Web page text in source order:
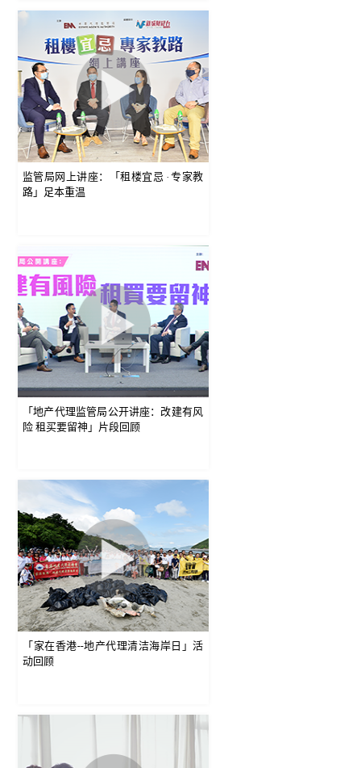
监管局网上讲座：「租楼宜忌 ‧ 专家教
路」足本重温
「地产代理监管局公开讲座：改建有风
险 租买要留神」片段回顾
「家在香港--地产代理清洁海岸日」活
动回顾